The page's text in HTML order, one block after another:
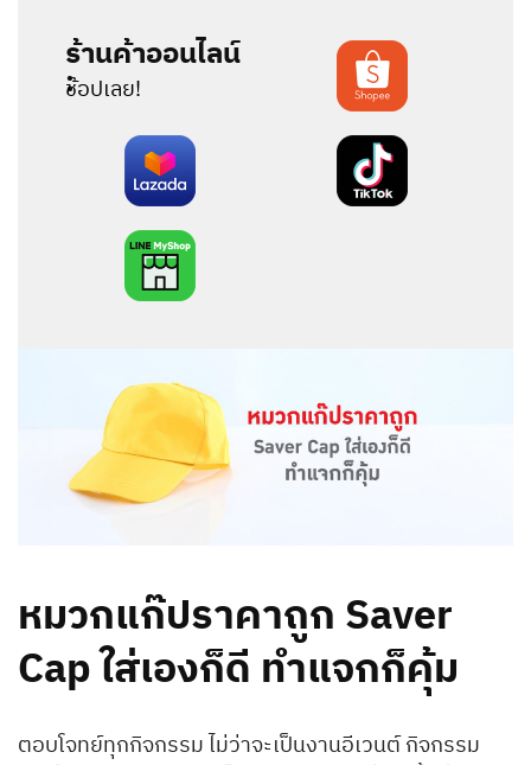
ร้านค้าออนไลน์
:
ช้อปเลย!
หมวกแก๊ปราคาถูก Saver
Cap ใส่เองก็ดี ทำแจกก็คุ้ม
ตอบโจทย์ทุกกิจกรรม ไม่ว่าจะเป็นงานอีเวนต์ กิจกรรม